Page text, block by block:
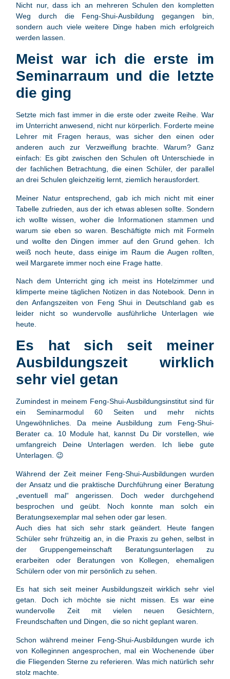
Nicht nur, dass ich an mehreren Schulen den kompletten
Weg durch die Feng-Shui-Ausbildung gegangen bin,
sondern auch viele weitere Dinge haben mich erfolgreich
werden lassen.
Meist war ich die erste im
Seminarraum und die letzte
die ging
Setzte mich fast immer in die erste oder zweite Reihe. War
im Unterricht anwesend, nicht nur körperlich. Forderte meine
Lehrer mit Fragen heraus, was sicher den einen oder
anderen auch zur Verzweiflung brachte. Warum? Ganz
einfach: Es gibt zwischen den Schulen oft Unterschiede in
der fachlichen Betrachtung, die einen Schüler, der parallel
an drei Schulen gleichzeitig lernt, ziemlich herausfordert.
Meiner Natur entsprechend, gab ich mich nicht mit einer
Tabelle zufrieden, aus der ich etwas ablesen sollte. Sondern
ich wollte wissen, woher die Informationen stammen und
warum sie eben so waren. Beschäftigte mich mit Formeln
und wollte den Dingen immer auf den Grund gehen. Ich
weiß noch heute, dass einige im Raum die Augen rollten,
weil Margarete immer noch eine Frage hatte.
Nach dem Unterricht ging ich meist ins Hotelzimmer und
klimperte meine täglichen Notizen in das Notebook. Denn in
den Anfangszeiten von Feng Shui in Deutschland gab es
leider nicht so wundervolle ausführliche Unterlagen wie
heute.
Es hat sich seit meiner
Ausbildungszeit wirklich
sehr viel getan
Zumindest in meinem Feng-Shui-Ausbildungsinstitut sind für
ein Seminarmodul 60 Seiten und mehr nichts
Ungewöhnliches. Da meine Ausbildung zum Feng-Shui-
Berater ca. 10 Module hat, kannst Du Dir vorstellen, wie
umfangreich Deine Unterlagen werden. Ich liebe gute
Unterlagen. 😉
Während der Zeit meiner Feng-Shui-Ausbildungen wurden
der Ansatz und die praktische Durchführung einer Beratung
„eventuell mal“ angerissen. Doch weder durchgehend
besprochen und geübt. Noch konnte man solch ein
Beratungsexemplar mal sehen oder gar lesen.
Auch dies hat sich sehr stark geändert. Heute fangen
Schüler sehr frühzeitig an, in die Praxis zu gehen, selbst in
der Gruppengemeinschaft Beratungsunterlagen zu
erarbeiten oder Beratungen von Kollegen, ehemaligen
Schülern oder von mir persönlich zu sehen.
Es hat sich seit meiner Ausbildungszeit wirklich sehr viel
getan. Doch ich möchte sie nicht missen. Es war eine
wundervolle Zeit mit vielen neuen Gesichtern,
Freundschaften und Dingen, die so nicht geplant waren.
Schon während meiner Feng-Shui-Ausbildungen wurde ich
von Kolleginnen angesprochen, mal ein Wochenende über
die Fliegenden Sterne zu referieren. Was mich natürlich sehr
stolz machte.